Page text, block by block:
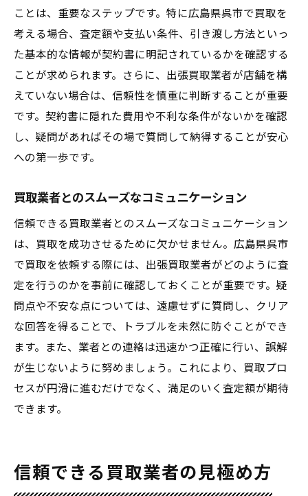
ことは、重要なステップです。特に広島県呉市で買取を
考える場合、査定額や支払い条件、引き渡し方法といっ
た基本的な情報が契約書に明記されているかを確認する
ことが求められます。さらに、出張買取業者が店舗を構
えていない場合は、信頼性を慎重に判断することが重要
です。契約書に隠れた費用や不利な条件がないかを確認
し、疑問があればその場で質問して納得することが安心
への第一歩です。
買取業者とのスムーズなコミュニケーション
信頼できる買取業者とのスムーズなコミュニケーション
は、買取を成功させるために欠かせません。広島県呉市
で買取を依頼する際には、出張買取業者がどのように査
定を行うのかを事前に確認しておくことが重要です。疑
問点や不安な点については、遠慮せずに質問し、クリア
な回答を得ることで、トラブルを未然に防ぐことができ
ます。また、業者との連絡は迅速かつ正確に行い、誤解
が生じないように努めましょう。これにより、買取プロ
セスが円滑に進むだけでなく、満足のいく査定額が期待
できます。
信頼できる買取業者の見極め方